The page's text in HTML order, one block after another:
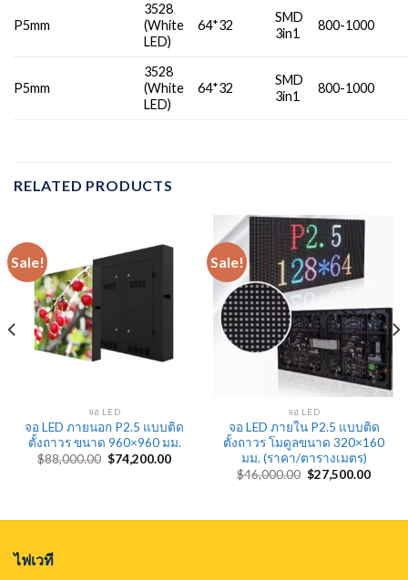
P5mm
3528
(White
LED)
64*32
SMD
3in1
800-1000
P5mm
3528
(White
LED)
64*32
SMD
3in1
800-1000
RELATED PRODUCTS
Sale!
จอ LED
จอ LED ภายนอก P2.5 แบบติด
ตั้งถาวร ขนาด 960×960 มม.
$88,000.00 Original
price
$74,200.00Current
Sale!
จอ LED
จอ LED ภายใน P2.5 แบบติด
ตั้งถาวร โมดูลขนาด 320×160
มม. (ราคา/ตารางเมตร)
$46,000.00 Original
price
$27,500.00
ไฟเวที